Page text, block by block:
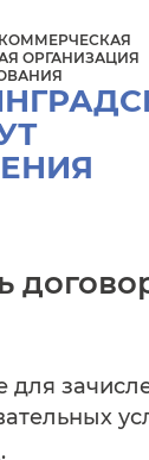
ОРГАНИЗАЦИЯ
для